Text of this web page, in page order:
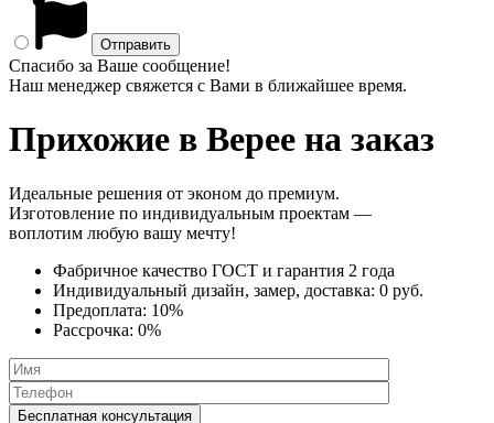
Спасибо за Ваше сообщение!
Наш менеджер свяжется с Вами в ближайшее время.
Прихожие в Верее на заказ
Идеальные решения от эконом до премиум.
Изготовление по индивидуальным проектам —
воплотим любую вашу мечту!
Фабричное качество ГОСТ и гарантия 2 года
Индивидуальный дизайн, замер, доставка: 0 руб.
Предоплата: 10%
Рассрочка: 0%